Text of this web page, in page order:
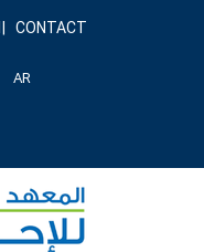
CONTACT
AR